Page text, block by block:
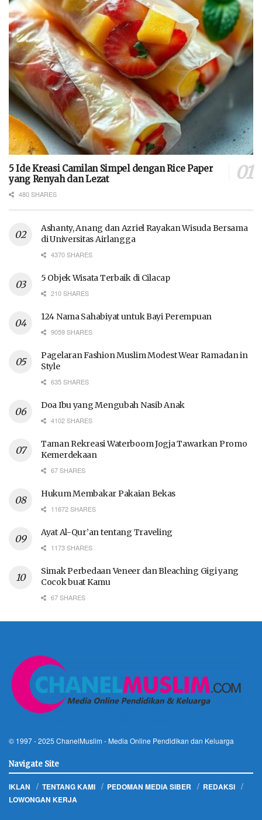
5 Ide Kreasi Camilan Simpel dengan Rice Paper
yang Renyah dan Lezat
480 SHARES
Ashanty, Anang dan Azriel Rayakan Wisuda Bersama
di Universitas Airlangga
4370 SHARES
5 Objek Wisata Terbaik di Cilacap
210 SHARES
124 Nama Sahabiyat untuk Bayi Perempuan
9059 SHARES
Pagelaran Fashion Muslim Modest Wear Ramadan in
Style
635 SHARES
Doa Ibu yang Mengubah Nasib Anak
4102 SHARES
Taman Rekreasi Waterboom Jogja Tawarkan Promo
Kemerdekaan
67 SHARES
Hukum Membakar Pakaian Bekas
11672 SHARES
Ayat Al-Qur’an tentang Traveling
1173 SHARES
Simak Perbedaan Veneer dan Bleaching Gigi yang
Cocok buat Kamu
67 SHARES
© 1997 - 2025 ChanelMuslim - Media Online Pendidikan dan Keluarga
Navigate Site
IKLAN TENTANG KAMI PEDOMAN MEDIA SIBER
REDAKSI
LOWONGAN KERJA